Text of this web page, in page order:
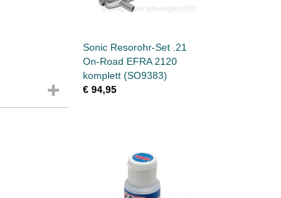
Sonic Resorohr-Set .21
On-Road EFRA 2120
komplett (SO9383)
€ 94,95